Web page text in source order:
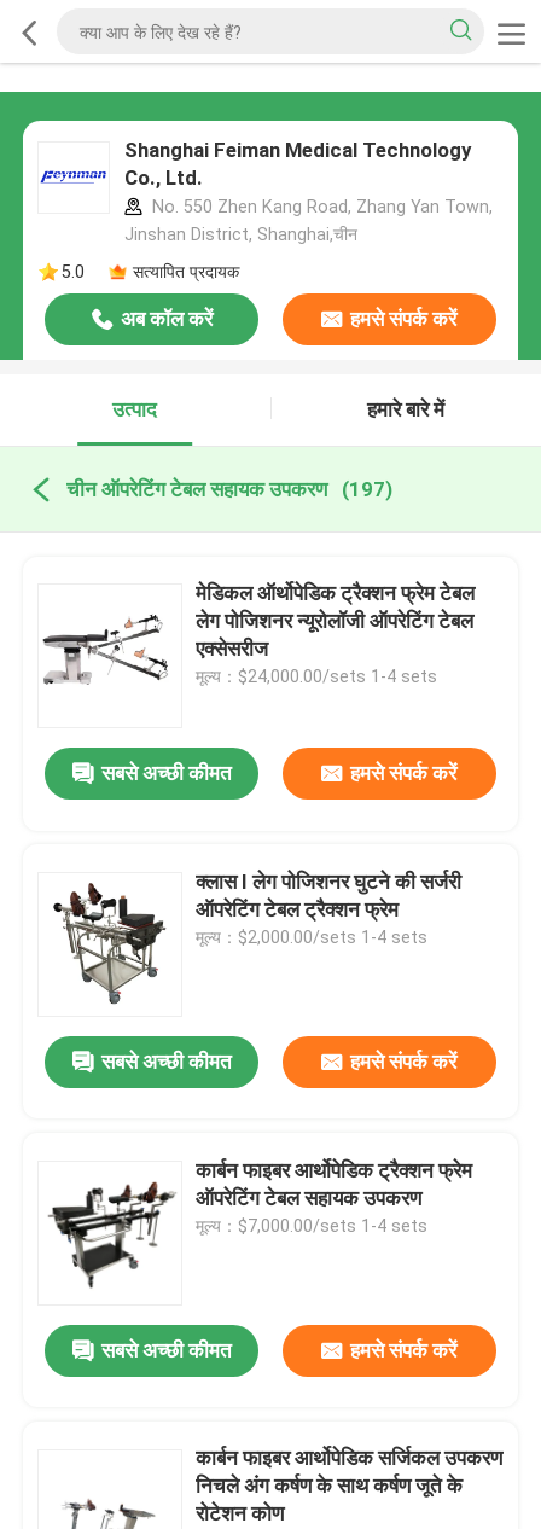
Shanghai Feiman Medical Technology
Co., Ltd.
No. 550 Zhen Kang Road, Zhang Yan Town,
Jinshan District, Shanghai,चीन
5.0
सत्यापित प्रदायक
अब कॉल करें हमसे संपर्क करें
उत्पाद हमारे बारे में
चीन ऑपरेटिंग टेबल सहायक उपकरण (197)
मेडिकल ऑर्थोपेडिक ट्रैक्शन फ्रेम टेबल
लेग पोजिशनर न्यूरोलॉजी ऑपरेटिंग टेबल
एक्सेसरीज
मूल्य：$24,000.00/sets 1-4 sets
सबसे अच्छी कीमत हमसे संपर्क करें
क्लास I लेग पोजिशनर घुटने की सर्जरी
ऑपरेटिंग टेबल ट्रैक्शन फ्रेम
मूल्य：$2,000.00/sets 1-4 sets
सबसे अच्छी कीमत हमसे संपर्क करें
कार्बन फाइबर आर्थोपेडिक ट्रैक्शन फ्रेम
ऑपरेटिंग टेबल सहायक उपकरण
मूल्य：$7,000.00/sets 1-4 sets
सबसे अच्छी कीमत हमसे संपर्क करें
कार्बन फाइबर आर्थोपेडिक सर्जिकल उपकरण
निचले अंग कर्षण के साथ कर्षण जूते के
रोटेशन कोण